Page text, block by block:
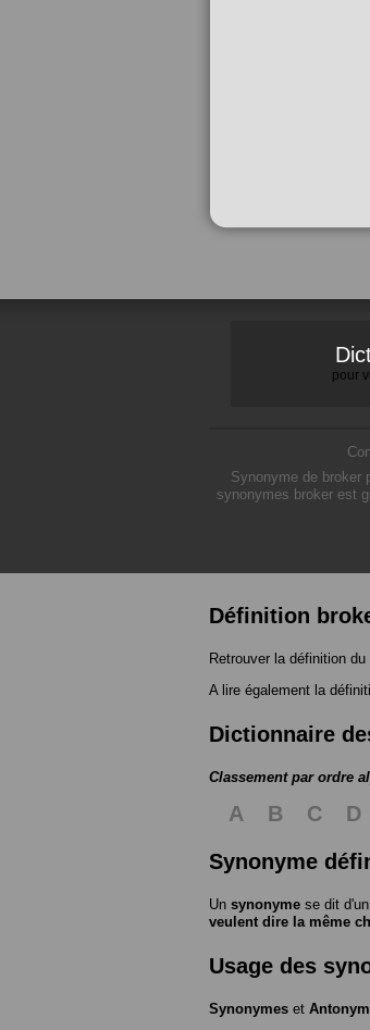
pour
Synonyme de broker
synonymes broker est
Définition
Retrouver la définition du
A lire également la
Dictionnaire
Classement par ordre
A B C D
Synonyme
Un synonyme se dit
veulent dire la même
Usage des
Synonymes et